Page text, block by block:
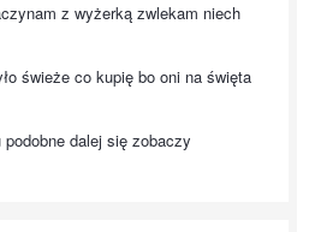
z wyżerką zwlekam niech
świeże co kupię bo oni na święta
dalej się zobaczy